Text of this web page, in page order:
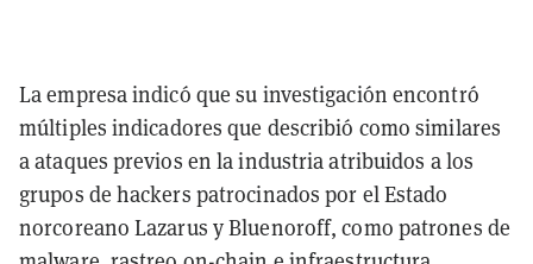
La empresa indicó que su investigación encontró
múltiples indicadores que describió como similares
a ataques previos en la industria atribuidos a los
grupos de hackers patrocinados por el Estado
norcoreano Lazarus y Bluenoroff, como patrones de